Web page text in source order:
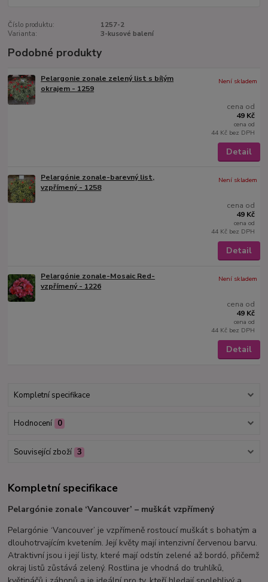
Číslo produktu:
1257-2
Varianta:
3-kusové balení
Podobné produkty
Pelargonie zonale zelený list s bílým
okrajem - 1259
cena od
49 Kč
cena od
44 Kč bez DPH
Není skladem
Detail
Pelargónie zonale-barevný list,
vzpřímený - 1258
cena od
49 Kč
cena od
44 Kč bez DPH
Není skladem
Detail
Pelargónie zonale-Mosaic Red-
vzpřímený - 1226
cena od
49 Kč
cena od
44 Kč bez DPH
Není skladem
Detail
Kompletní specifikace
Hodnocení 0
Související zboží 3
Kompletní specifikace
Pelargónie zonale ‘Vancouver’ – muškát vzpřímený
Pelargónie ‘Vancouver’ je vzpřímeně rostoucí muškát s bohatým a
dlouhotrvajícím kvetením. Její květy mají intenzivní červenou barvu.
Atraktivní jsou i její listy, které mají odstín zelené až bordó, přičemž
okraj listů zůstává zelený. Rostlina je vhodná do truhlíků,